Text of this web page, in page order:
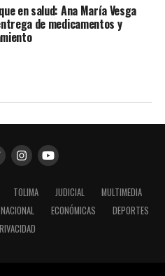
en salud: Ana María Vesga
de medicamentos y
TOLIMA JUDICIAL
MULTIMEDIA
NACIONAL ECONÓMICAS
DEPORTES